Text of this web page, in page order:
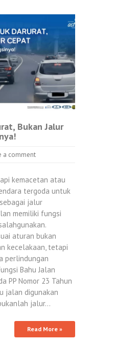
Bukan Jalur
a comment
kemacetan atau
tergoda untuk
jalur
memiliki fungsi
aturan bukan
kecelakaan, tetapi
perlindungan
Bahu Jalan
PP Nomor 23 Tahun
jalan digunakan
jalur…
Read More »